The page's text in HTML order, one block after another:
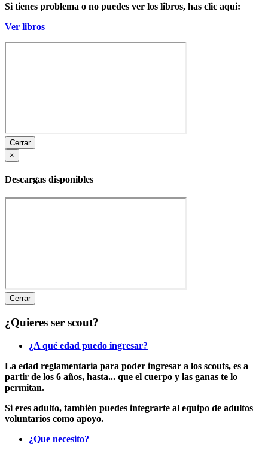
Si tienes problema o no puedes ver los libros, has clic aqui:
Ver libros
Cerrar
×
Descargas disponibles
Cerrar
¿Quieres ser scout?
¿A qué edad puedo ingresar?
La edad reglamentaria para poder ingresar a los scouts, es a
partir de los 6 años, hasta... que el cuerpo y las ganas te lo
permitan.
Si eres adulto, también puedes integrarte al equipo de adultos
voluntarios como apoyo.
¿Que necesito?